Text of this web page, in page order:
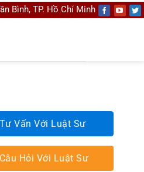
Bình, TP. Hồ Chí Minh
Vấn Với Luật Sư
Hỏi Với Luật Sư